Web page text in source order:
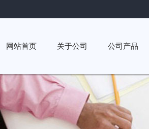
网站首页 关于公司 公司产品